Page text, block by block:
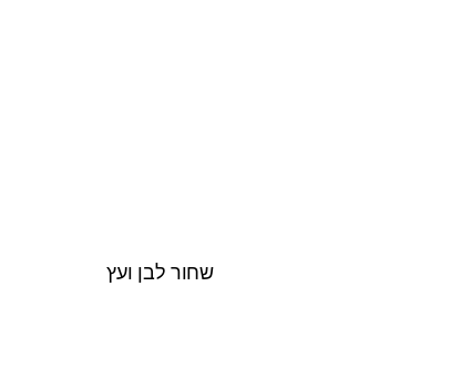
שחור לבן ועץ